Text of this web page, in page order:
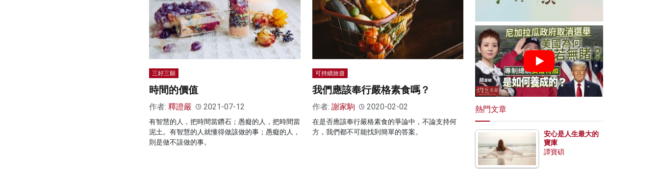
三好三願
時間的價值
作者: 釋證嚴 2021-07-12
有智慧的人，把時間當鑽石；愚癡的人，把時間當
泥土。有智慧的人就懂得做該做的事；愚癡的人，
則是做不該做的事。
可持續旅遊
我們應該奉行嚴格素食嗎？
作者: 謝家駒 2020-02-02
在是否應該奉行嚴格素食的爭論中，不論支持何
方，我們都不可能找到簡單的答案。
熱門文章
安心是人生最大的
寶庫
譚寶碩